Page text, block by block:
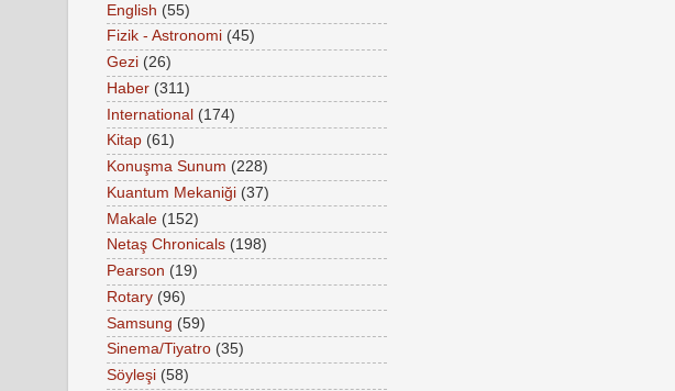
English (55)
Fizik - Astronomi (45)
Gezi (26)
Haber (311)
International (174)
Kitap (61)
Konuşma Sunum (228)
Kuantum Mekaniği (37)
Makale (152)
Netaş Chronicals (198)
Pearson (19)
Rotary (96)
Samsung (59)
Sinema/Tiyatro (35)
Söyleşi (58)